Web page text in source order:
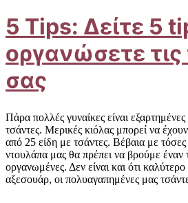
5 Tips: Δείτε 5
οργανώσετε
σας
Πάρα πολλές γυναίκες είναι εξαρτημένες
τσάντες. Μερικές κιόλας μπορεί να
από 25 είδη με τσάντες. Βέβαια με
ντουλάπα μας θα πρέπει να βρούμε έναν
οργανωμένες. Δεν είναι και ότι
αξεσουάρ, οι πολυαγαπημένες μας